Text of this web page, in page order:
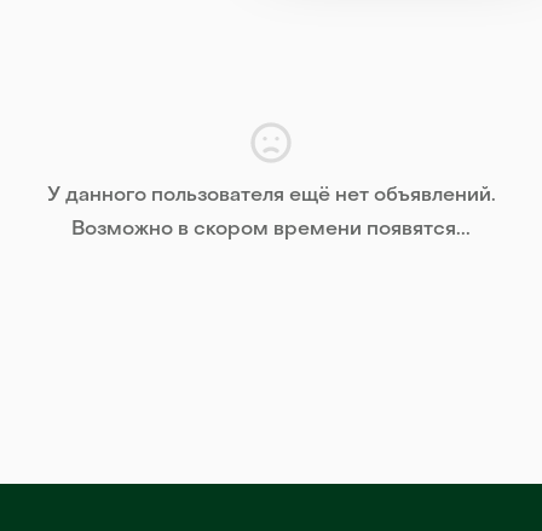
У данного пользователя ещё нет объявлений.
Возможно в скором времени появятся...